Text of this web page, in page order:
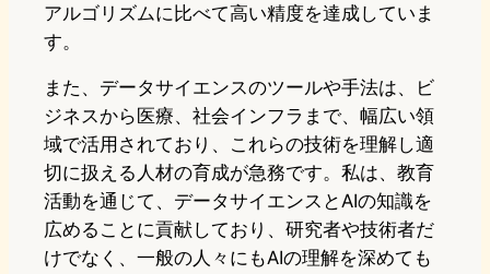
アルゴリズムに比べて高い精度を達成していま
す。
また、データサイエンスのツールや手法は、ビ
ジネスから医療、社会インフラまで、幅広い領
域で活用されており、これらの技術を理解し適
切に扱える人材の育成が急務です。私は、教育
活動を通じて、データサイエンスとAIの知識を
広めることに貢献しており、研究者や技術者だ
けでなく、一般の人々にもAIの理解を深めても